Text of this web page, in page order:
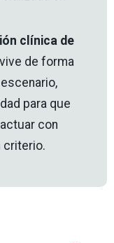
clínica de
de forma
para que
con
criterio.